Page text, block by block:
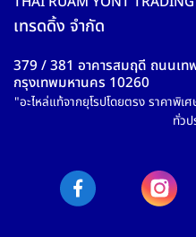
เทรดดิ้ง จำกัด
379 / 381 อาคารสมฤดี ถนนเท
กรุงเทพมหานคร 10260
"อะไหล่แท้จากยุโรปโดยตรง ราคาพิเ
ทั่วป